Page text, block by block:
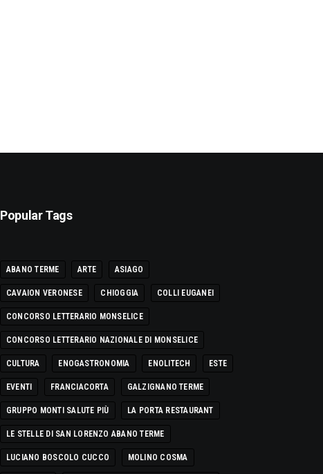
Popular Tags
ABANO TERME ARTE ASIAGO
CAVAION VERONESE CHIOGGIA COLLI EUGANEI
CONCORSO LETTERARIO MONSELICE
CONCORSO LETTERARIO NAZIONALE DI MONSELICE
CULTURA ENOGASTRONOMIA ENOLITECH ESTE
EVENTI FRANCIACORTA GALZIGNANO TERME
GRUPPO MONTI SALUTE PIÙ LA PORTA RESTAURANT
LE STELLE DI SAN LORENZO ABANO TERME
LUCIANO BOSCOLO CUCCO MOLINO COSMA